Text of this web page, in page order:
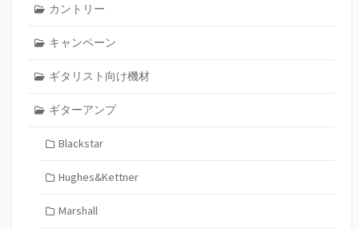
カントリー
キャンペーン
ギタリスト向け機材
ギターアンプ
Blackstar
Hughes&Kettner
Marshall